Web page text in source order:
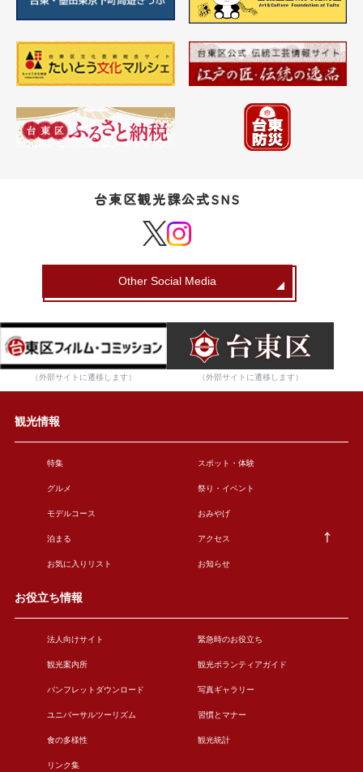
台東区観光課公式SNS
Other Social Media
（外部サイトに遷移します） （外部サイトに遷移します）
観光情報
特集 スポット・体験
グルメ 祭り・イベント
モデルコース おみやげ
泊まる アクセス
お気に入りリスト お知らせ
お役立ち情報
法人向けサイト 緊急時のお役立ち
観光案内所 観光ボランティアガイド
パンフレットダウンロード 写真ギャラリー
ユニバーサルツーリズム 習慣とマナー
食の多様性 観光統計
リンク集